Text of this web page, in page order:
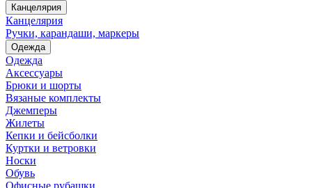
Канцелярия
Канцелярия
Ручки, карандаши, маркеры
Одежда
Одежда
Аксессуары
Брюки и шорты
Вязаные комплекты
Джемперы
Жилеты
Кепки и бейсболки
Куртки и ветровки
Носки
Обувь
Офисные рубашки